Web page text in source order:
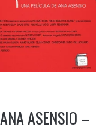
ASENSIO –